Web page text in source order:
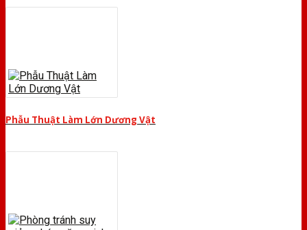
Phẫu Thuật Làm Lớn Dương Vật